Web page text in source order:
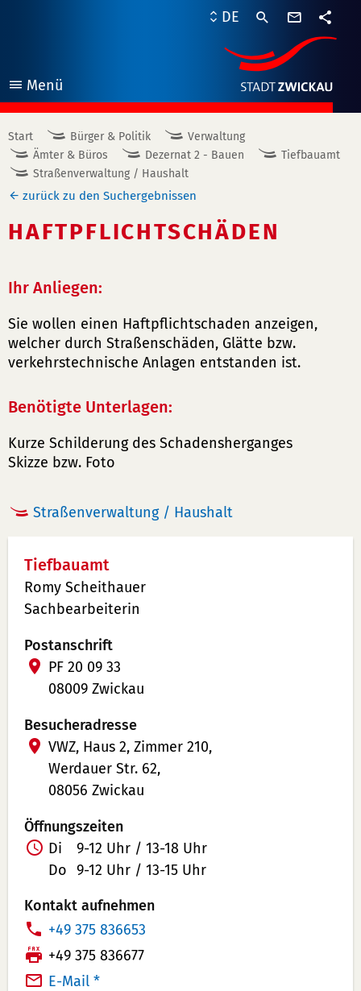
Menü
öffnen
DE
Start Bürger & Politik
Verwaltung
Ämter & Büros
Dezernat 2 - Bauen
Tiefbauamt
Straßenverwaltung / Haushalt
zurück zu den Suchergebnissen
HAFTPFLICHTSCHÄDEN
Ihr Anliegen:
Sie wollen einen Haftpflichtschaden anzeigen,
welcher durch Straßenschäden, Glätte bzw.
verkehrstechnische Anlagen entstanden ist.
Benötigte Unterlagen:
Kurze Schilderung des Schadensherganges
Skizze bzw. Foto
Straßenverwaltung / Haushalt
Tiefbauamt
Romy Scheithauer
Sachbearbeiterin
Postanschrift
PF 20 09 33
08009 Zwickau
Besucheradresse
VWZ, Haus 2, Zimmer 210,
Werdauer Str. 62,
08056 Zwickau
Öffnungszeiten
Di
9-12 Uhr / 13-18 Uhr
Do 9-12 Uhr / 13-15 Uhr
Kontakt aufnehmen
T
e
l
+49 375 836653
F
a
+49 375 836677
E-Mail *